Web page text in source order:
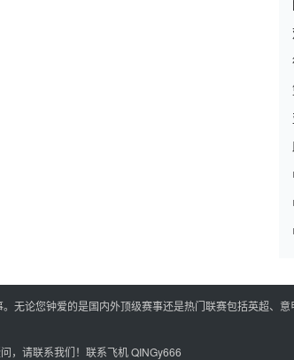
无论您钟爱的是国内外顶级赛事还是热门联赛包括英超、
，请联系我们！联系飞机 QINGy666